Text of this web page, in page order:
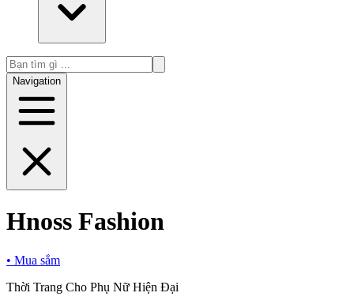
Navigation
Hnoss Fashion
• Mua sắm
Thời Trang Cho Phụ Nữ Hiện Đại